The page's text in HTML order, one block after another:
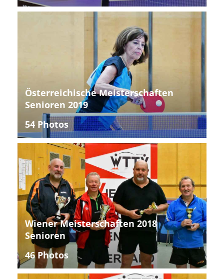
Österreichische Meisterschaften
Senioren 2019
54 Photos
Wiener Meisterschaften 2018
Senioren
46 Photos